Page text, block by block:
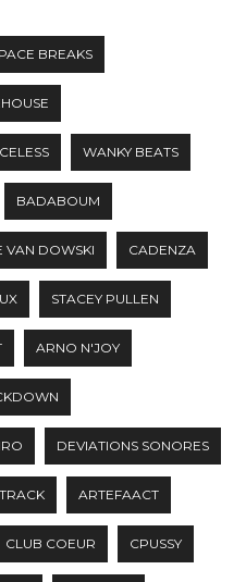
BREAKS
WANKY BEATS
BADABOUM
VAN DOWSKI CADENZA
STACEY PULLEN
ARNO N'JOY
DEVIATIONS SONORES
ARTEFAACT
CLUB COEUR CPUSSY